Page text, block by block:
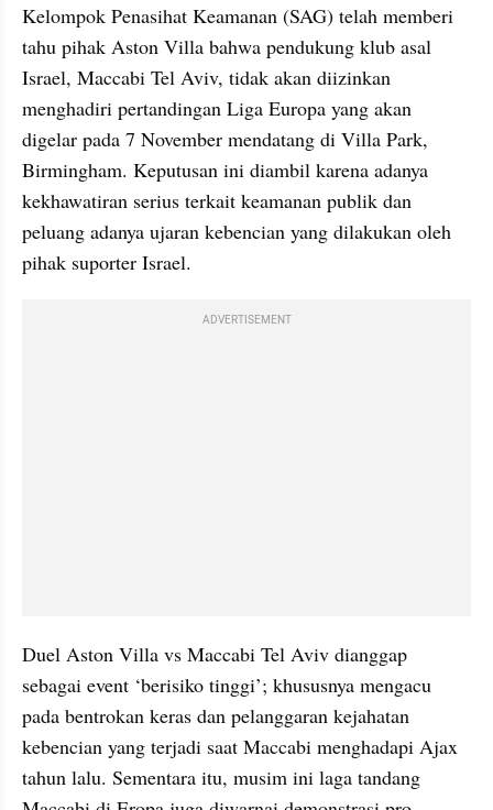
Kelompok Penasihat Keamanan (SAG) telah memberi
tahu pihak Aston Villa bahwa pendukung klub asal
Israel, Maccabi Tel Aviv, tidak akan diizinkan
menghadiri pertandingan Liga Europa yang akan
digelar pada 7 November mendatang di Villa Park,
Birmingham. Keputusan ini diambil karena adanya
kekhawatiran serius terkait keamanan publik dan
peluang adanya ujaran kebencian yang dilakukan oleh
pihak suporter Israel.
ADVERTISEMENT
Duel Aston Villa vs Maccabi Tel Aviv dianggap
sebagai event ‘berisiko tinggi’; khususnya mengacu
pada bentrokan keras dan pelanggaran kejahatan
kebencian yang terjadi saat Maccabi menghadapi Ajax
tahun lalu. Sementara itu, musim ini laga tandang